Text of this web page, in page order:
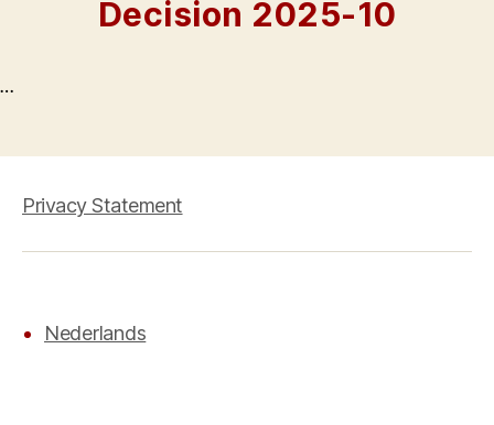
Decision 2025-10
…
Privacy Statement
Nederlands